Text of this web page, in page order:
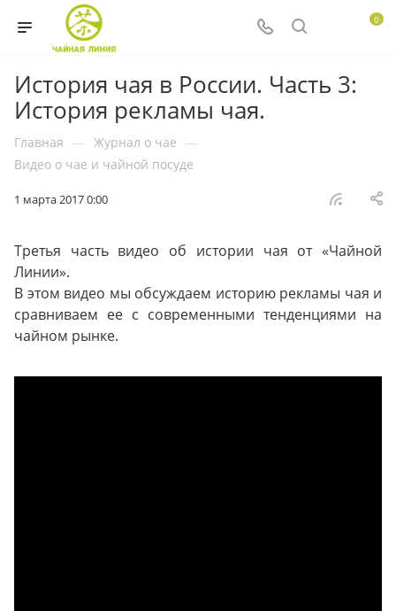
0
История чая в России. Часть 3:
История рекламы чая.
Главная — Журнал о чае —
Видео о чае и чайной посуде
1 марта 2017 0:00
Третья часть видео об истории чая от «Чайной
Линии».
В этом видео мы обсуждаем историю рекламы чая и
сравниваем ее с современными тенденциями на
чайном рынке.